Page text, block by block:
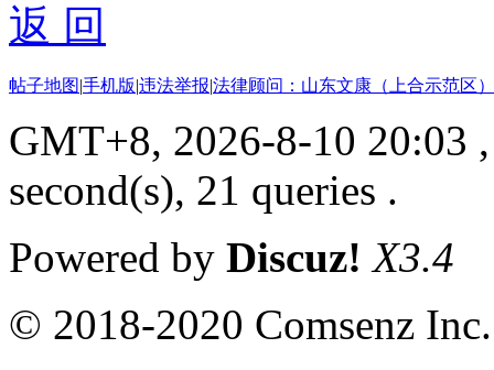
返 回
帖子地图|手机版|违法举报|法律顾问：山东文康（上合示范区
GMT+8, 2026-8-10 20:03
second(s), 21 queries .
Powered by Discuz! X3.4
© 2018-2020 Comsenz Inc.